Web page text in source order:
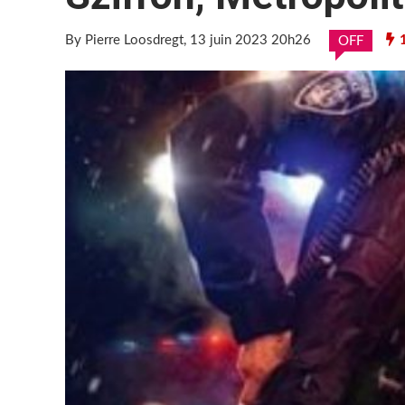
By Pierre Loosdregt, 13 juin 2023 20h26 OFF